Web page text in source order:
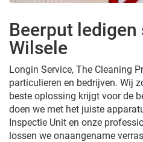
Beerput ledigen
Wilsele
Longin Service, The Cleaning
particulieren en bedrijven. Wij
beste oplossing krijgt voor de
doen we met het juiste
Inspectie Unit en onze
lossen we onaangename